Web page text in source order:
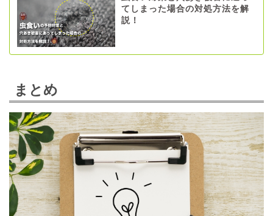
てしまった場合の対処方法を解
説！
まとめ